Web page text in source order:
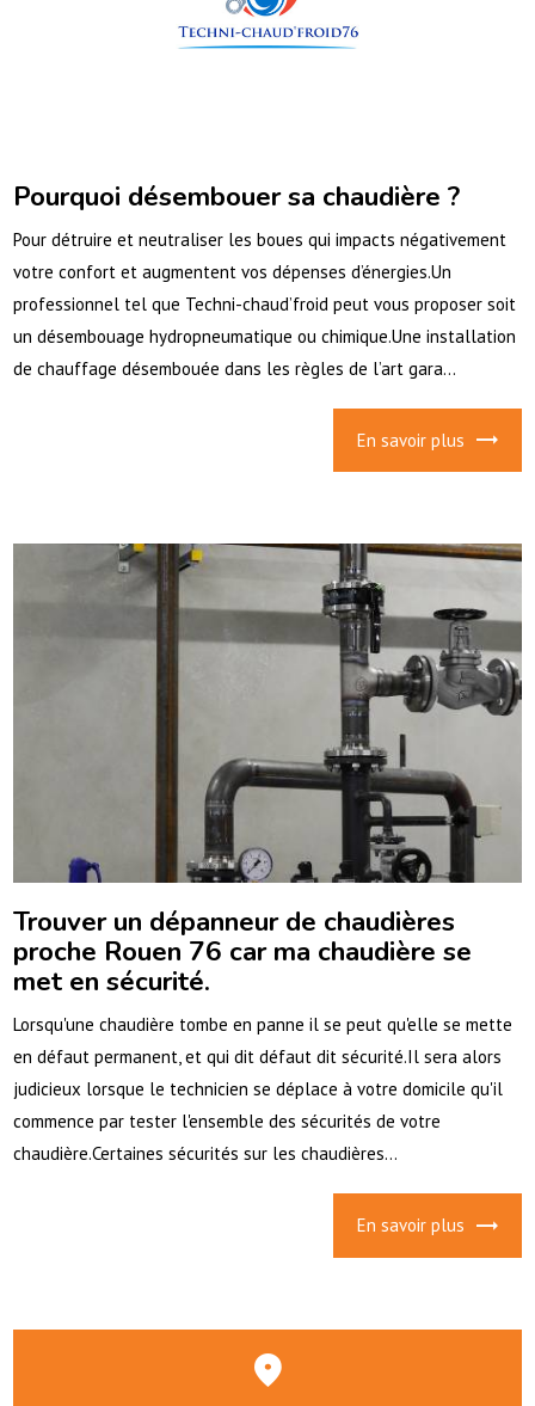
Pourquoi désembouer sa chaudière ?
Pour détruire et neutraliser les boues qui impacts négativement
votre confort et augmentent vos dépenses d’énergies.Un
professionnel tel que Techni-chaud’froid peut vous proposer soit
un désembouage hydropneumatique ou chimique.Une installation
de chauffage désembouée dans les règles de l’art gara...
En savoir plus
Trouver un dépanneur de chaudières
proche Rouen 76 car ma chaudière se
met en sécurité.
Lorsqu'une chaudière tombe en panne il se peut qu'elle se mette
en défaut permanent, et qui dit défaut dit sécurité.Il sera alors
judicieux lorsque le technicien se déplace à votre domicile qu'il
commence par tester l'ensemble des sécurités de votre
chaudière.Certaines sécurités sur les chaudières...
En savoir plus